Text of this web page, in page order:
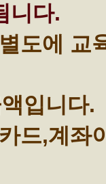
니다.
도에 교
입니다.
드,계좌